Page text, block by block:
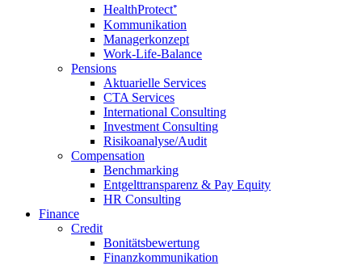
HealthProtect⁺
Kommunikation
Managerkonzept
Work-Life-Balance
Pensions
Aktuarielle Services
CTA Services
International Consulting
Investment Consulting
Risikoanalyse/Audit
Compensation
Benchmarking
Entgelttransparenz & Pay Equity
HR Consulting
Finance
Credit
Bonitätsbewertung
Finanzkommunikation